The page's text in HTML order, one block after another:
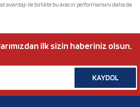
avantajı ile birlikte bu aracın performansını daha da
ilk sizin haberiniz olsun.
KAYDOL